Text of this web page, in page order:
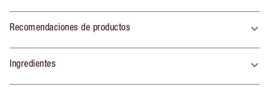
Recomendaciones de productos
Ingredientes